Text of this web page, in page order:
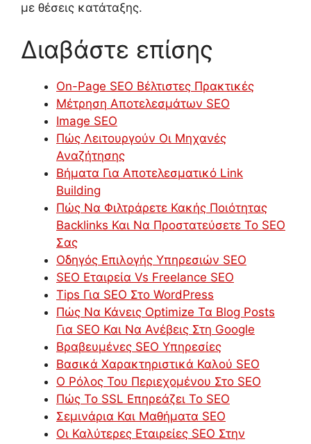
με θέσεις κατάταξης.
Διαβάστε επίσης
On-Page SEO Βέλτιστες Πρακτικές
Μέτρηση Αποτελεσμάτων SEO
Image SEO
Πώς Λειτουργούν Οι Μηχανές
Αναζήτησης
Βήματα Για Αποτελεσματικό Link
Building
Πώς Να Φιλτράρετε Κακής Ποιότητας
Backlinks Και Να Προστατεύσετε Το SEO
Σας
Οδηγός Επιλογής Υπηρεσιών SEO
SEO Εταιρεία Vs Freelance SEO
Tips Για SEO Στο WordPress
Πώς Να Κάνεις Optimize Τα Blog Posts
Για SEO Και Να Ανέβεις Στη Google
Βραβευμένες SEO Υπηρεσίες
Βασικά Χαρακτηριστικά Καλού SEO
Ο Ρόλος Του Περιεχομένου Στο SEO
Πώς Το SSL Επηρεάζει Το SEO
Σεμινάρια Και Μαθήματα SEO
Οι Καλύτερες Εταιρείες SEO Στην